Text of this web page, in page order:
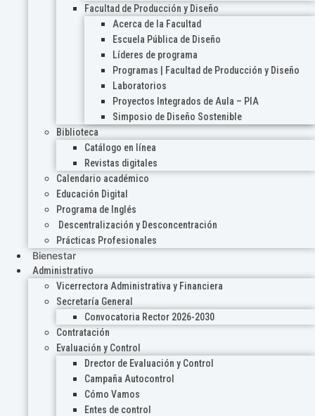
Facultad de Producción y Diseño
Acerca de la Facultad
Escuela Pública de Diseño
Líderes de programa
Programas | Facultad de Producción y Diseño
Laboratorios
Proyectos Integrados de Aula – PIA
Simposio de Diseño Sostenible
Biblioteca
Catálogo en línea
Revistas digitales
Calendario académico
Educación Digital
Programa de Inglés
Descentralización y Desconcentración
Prácticas Profesionales
Bienestar
Administrativo
Vicerrectora Administrativa y Financiera
Secretaría General
Convocatoria Rector 2026-2030
Contratación
Evaluación y Control
Drector de Evaluación y Control
Campaña Autocontrol
Cómo Vamos
Entes de control